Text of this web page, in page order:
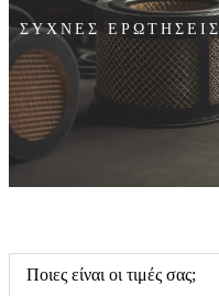
ΣΥΧΝΕΣ ΕΡΩΤΗΣΕΙΣ
Ποιες είναι οι τιμές σας;